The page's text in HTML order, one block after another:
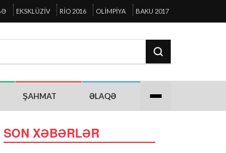
EKSKLÜZIV RIO 2016 OLIMPIYA BAKU 2017
ŞAHMAT ƏLAQƏ
SON XƏBƏRLƏR